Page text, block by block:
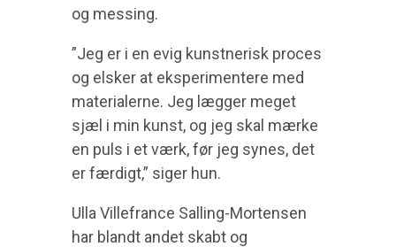
og messing.
”Jeg er i en evig kunstnerisk proces
og elsker at eksperimentere med
materialerne. Jeg lægger meget
sjæl i min kunst, og jeg skal mærke
en puls i et værk, før jeg synes, det
er færdigt,” siger hun.
Ulla Villefrance Salling-Mortensen
har blandt andet skabt og